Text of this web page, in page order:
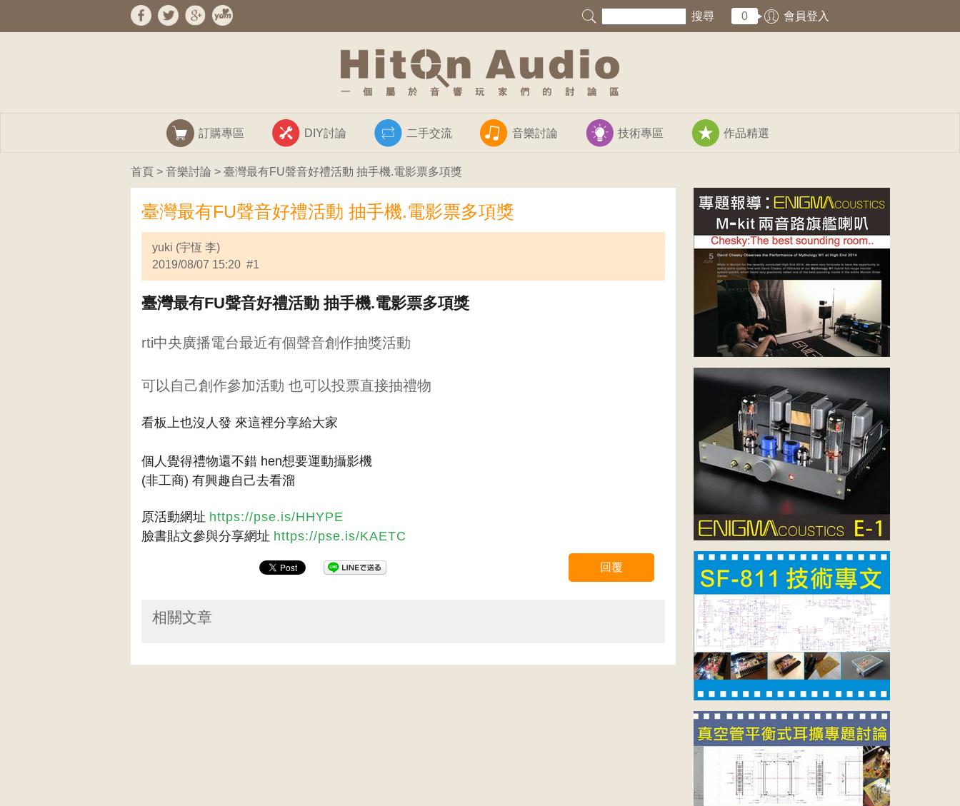
搜尋 0 會員登入
訂購專區 DIY討論 二手交流 音樂討論 技術專區 作品精選
首頁 > 音樂討論 > 臺灣最有FU聲音好禮活動 抽手機.電影票多項獎
臺灣最有FU聲音好禮活動 抽手機.電影票多項獎
yuki (宇恆 李)
2019/08/07 15:20 #1
臺灣最有FU聲音好禮活動 抽手機.電影票多項獎
rti中央廣播電台最近有個聲音創作抽獎活動
可以自己創作參加活動 也可以投票直接抽禮物
看板上也沒人發 來這裡分享給大家
個人覺得禮物還不錯 hen想要運動攝影機
(非工商) 有興趣自己去看溜
原活動網址 https://pse.is/HHYPE
臉書貼文參與分享網址 https://pse.is/KAETC
回覆
相關文章